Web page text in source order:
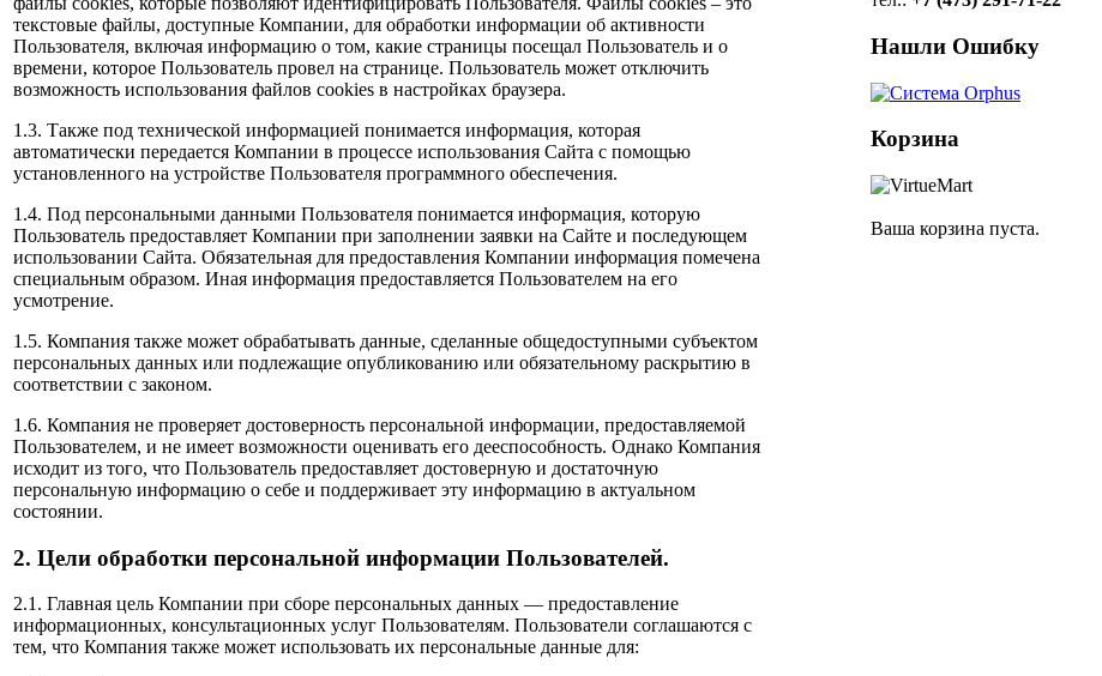
текстовые файлы, доступные Компании, для обработки информации об активности
Пользователя, включая информацию о том, какие страницы посещал Пользователь и о
времени, которое Пользователь провел на странице. Пользователь может отключить
возможность использования файлов cookies в настройках браузера.
1.3. Также под технической информацией понимается информация, которая
автоматически передается Компании в процессе использования Сайта с помощью
установленного на устройстве Пользователя программного обеспечения.
1.4. Под персональными данными Пользователя понимается информация, которую
Пользователь предоставляет Компании при заполнении заявки на Сайте и последующем
использовании Сайта. Обязательная для предоставления Компании информация помечена
специальным образом. Иная информация предоставляется Пользователем на его
усмотрение.
1.5. Компания также может обрабатывать данные, сделанные общедоступными субъектом
персональных данных или подлежащие опубликованию или обязательному раскрытию в
соответствии с законом.
1.6. Компания не проверяет достоверность персональной информации, предоставляемой
Пользователем, и не имеет возможности оценивать его дееспособность. Однако Компания
исходит из того, что Пользователь предоставляет достоверную и достаточную
персональную информацию о себе и поддерживает эту информацию в актуальном
состоянии.
2. Цели обработки персональной информации Пользователей.
2.1. Главная цель Компании при сборе персональных данных — предоставление
информационных, консультационных услуг Пользователям. Пользователи соглашаются с
тем, что Компания также может использовать их персональные данные для:
Нашли Ошибку
Корзина
Ваша корзина пуста.